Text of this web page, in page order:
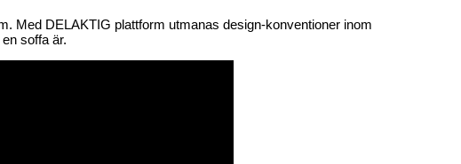
Med DELAKTIG plattform utmanas design-konventioner inom
soffa är.